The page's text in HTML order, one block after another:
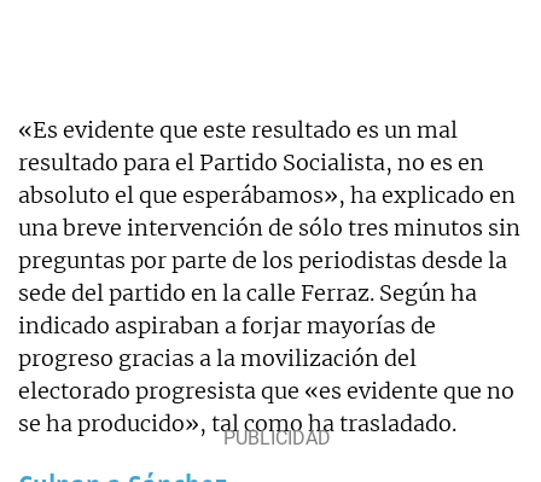
«Es evidente que este resultado es un mal
resultado para el Partido Socialista, no es en
absoluto el que esperábamos», ha explicado en
una breve intervención de sólo tres minutos sin
preguntas por parte de los periodistas desde la
sede del partido en la calle Ferraz. Según ha
indicado aspiraban a forjar mayorías de
progreso gracias a la movilización del
electorado progresista que «es evidente que no
se ha producido», tal como ha trasladado.